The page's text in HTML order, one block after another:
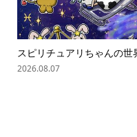
スピリチュアリちゃんの
2026.08.07